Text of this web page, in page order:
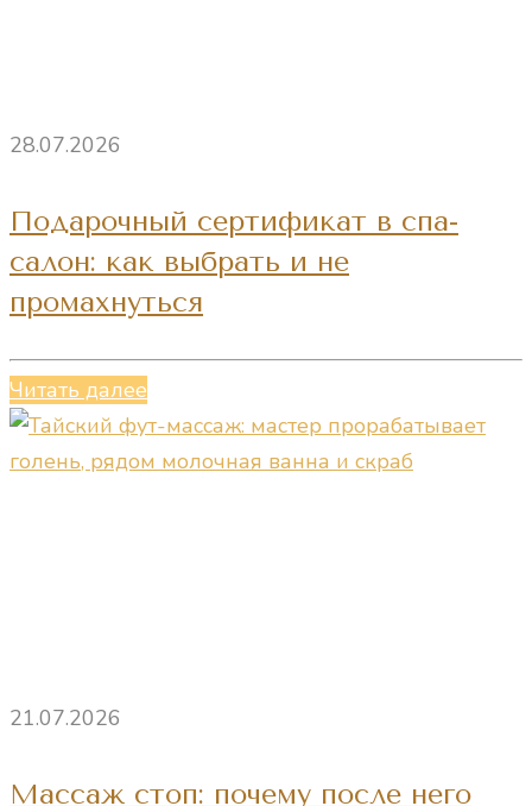
28.07.2026
Подарочный сертификат в спа-
салон: как выбрать и не
промахнуться
Читать далее
21.07.2026
Массаж стоп: почему после него